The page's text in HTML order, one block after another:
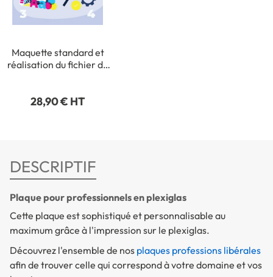
Maquette standard et
réalisation du fichier de
soins : en .ai ou .pdf)
28,90 € HT
DESCRIPTIF
Plaque pour professionnels en plexiglas
Cette plaque est sophistiqué et personnalisable au
maximum grâce à l'impression sur le plexiglas.
Découvrez l'ensemble de nos plaques professions libérales
afin de trouver celle qui correspond à votre domaine et vos